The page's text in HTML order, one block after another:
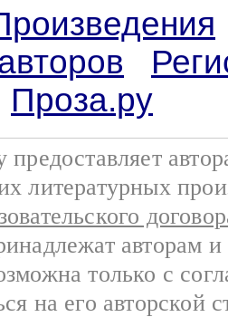
Проза.ру
литературных
авторам
только с
на его авторской